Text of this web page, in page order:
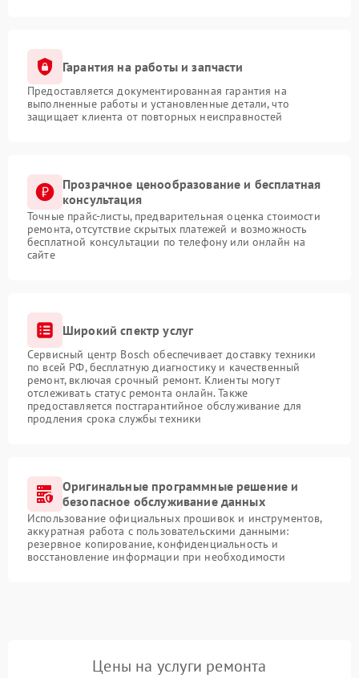
Гарантия на работы и запчасти
Предоставляется документированная гарантия на
выполненные работы и установленные детали, что
защищает клиента от повторных неисправностей
Прозрачное ценообразование и бесплатная
консультация
Точные прайс-листы, предварительная оценка стоимости
ремонта, отсутствие скрытых платежей и возможность
бесплатной консультации по телефону или онлайн на
сайте
Широкий спектр услуг
Сервисный центр Bosch обеспечивает доставку техники
по всей РФ, бесплатную диагностику и качественный
ремонт, включая срочный ремонт. Клиенты могут
отслеживать статус ремонта онлайн. Также
предоставляется постгарантийное обслуживание для
продления срока службы техники
Оригинальные программные решение и
безопасное обслуживание данных
Использование официальных прошивок и инструментов,
аккуратная работа с пользовательскими данными:
резервное копирование, конфиденциальность и
восстановление информации при необходимости
Цены на услуги ремонта